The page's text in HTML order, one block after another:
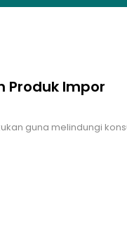
Produk Impor
guna melindungi